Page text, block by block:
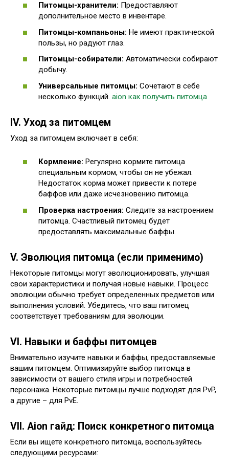
Питомцы-хранители: Предоставляют
дополнительное место в инвентаре.
Питомцы-компаньоны: Не имеют практической
пользы, но радуют глаз.
Питомцы-собиратели: Автоматически собирают
добычу.
Универсальные питомцы: Сочетают в себе
несколько функций. aion как получить питомца
IV. Уход за питомцем
Уход за питомцем включает в себя:
Кормление: Регулярно кормите питомца
специальным кормом, чтобы он не убежал.
Недостаток корма может привести к потере
баффов или даже исчезновению питомца.
Проверка настроения: Следите за настроением
питомца. Счастливый питомец будет
предоставлять максимальные баффы.
V. Эволюция питомца (если применимо)
Некоторые питомцы могут эволюционировать, улучшая
свои характеристики и получая новые навыки. Процесс
эволюции обычно требует определенных предметов или
выполнения условий. Убедитесь, что ваш питомец
соответствует требованиям для эволюции.
VI. Навыки и баффы питомцев
Внимательно изучите навыки и баффы, предоставляемые
вашим питомцем. Оптимизируйте выбор питомца в
зависимости от вашего стиля игры и потребностей
персонажа. Некоторые питомцы лучше подходят для PvP,
а другие – для PvE.
VII. Aion гайд: Поиск конкретного питомца
Если вы ищете конкретного питомца, воспользуйтесь
следующими ресурсами: